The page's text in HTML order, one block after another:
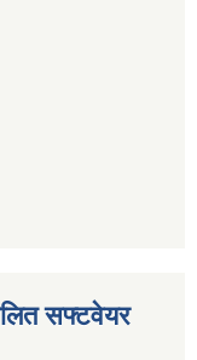
सफ्टवेयर